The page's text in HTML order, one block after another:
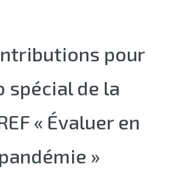
pour
spécial de la
« Évaluer en
»